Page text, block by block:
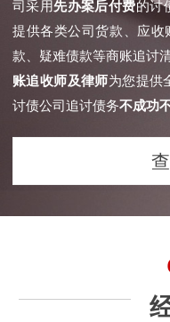
司采用先办案后付费的讨
提供各类公司货款、应
款、疑难债款等商账追讨
账追收师及律师为您提供
讨债公司追讨债务不成功